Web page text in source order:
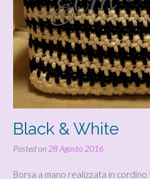
Black & White
Posted on 28 Agosto 2016
Borsa a mano realizzata in